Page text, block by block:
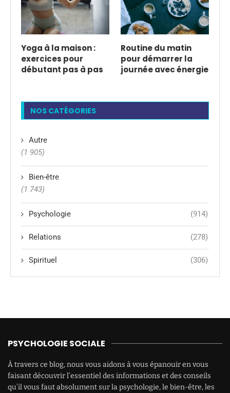
Yoga à la maison :
exercices pour
débutant pas à pas
Routine du matin
pour démarrer la
journée avec énergie
NOS CATÉGORIES
Autre
(1 905)
Bien-être
(1 743)
Psychologie (914)
Relations (278)
Spirituel (306)
PSYCHOLOGIE SOCIALE
À travers ce blog, nous vous aidons à vous épanouir en vous
faisant découvrir l’essentiel des informations et des conseils
qu’il vous faut absolument sur la psychologie, le bien-être, les